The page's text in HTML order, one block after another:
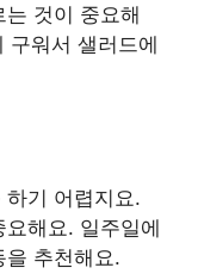
것이 중요해
구워서 샐러드에
기 어렵지요.
해요. 일주일에
을 추천해요.